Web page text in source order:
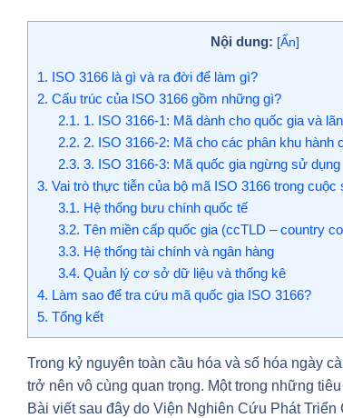
Nội dung: [Ẩn]
1. ISO 3166 là gì và ra đời để làm gì?
2. Cấu trúc của ISO 3166 gồm những gì?
2.1. 1. ISO 3166-1: Mã dành cho quốc gia và
2.2. 2. ISO 3166-2: Mã cho các phân khu hành
2.3. 3. ISO 3166-3: Mã quốc gia ngừng sử dụng
3. Vai trò thực tiễn của bộ mã ISO 3166 trong cuộc
3.1. Hệ thống bưu chính quốc tế
3.2. Tên miền cấp quốc gia (ccTLD – country
3.3. Hệ thống tài chính và ngân hàng
3.4. Quản lý cơ sở dữ liệu và thống kê
4. Làm sao để tra cứu mã quốc gia ISO 3166?
5. Tổng kết
Trong kỷ nguyên toàn cầu hóa và số hóa ngày
trở nên vô cùng quan trọng. Một trong những
Bài viết sau đây do Viện Nghiên Cứu Phát